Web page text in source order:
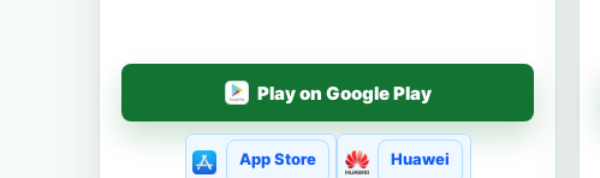
Play on Google Play
App Store Huawei